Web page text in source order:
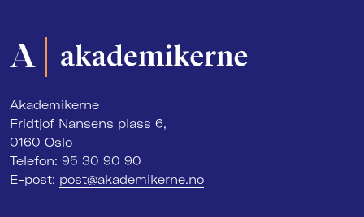
Akademikerne
Fridtjof Nansens plass 6,
0160 Oslo
Telefon: 95 30 90 90
E-post: post@akademikerne.no